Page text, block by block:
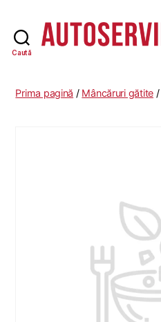
Caută
-
Prima pagină / Mâncăruri gătite